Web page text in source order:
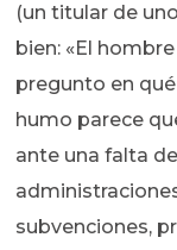
(un titular de
bien: «El
pregunto en
humo parece
ante una falta
subvenciones,